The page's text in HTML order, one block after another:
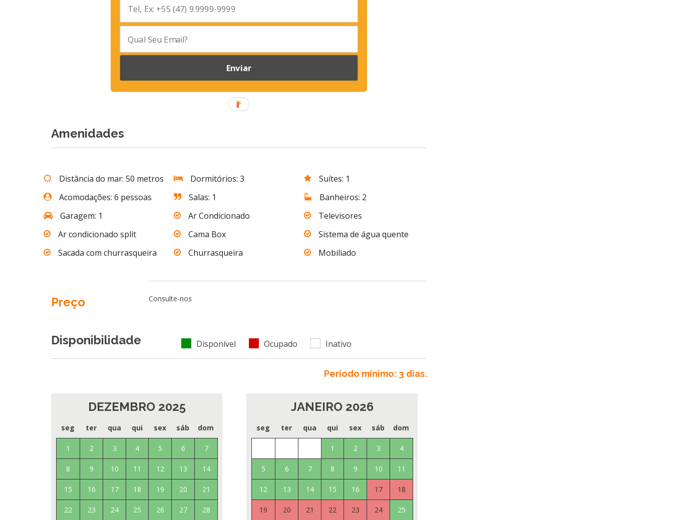
Enviar
Amenidades
Distância do mar: 50 metros Dormitórios: 3
Suítes: 1
Acomodações: 6 pessoas
Salas: 1
Banheiros: 2
Garagem: 1
Ar Condicionado
Televisores
Ar condicionado split
Cama Box
Sistema de água quente
Sacada com churrasqueira
Churrasqueira Mobiliado
Preço Consulte-nos
Disponibilidade Disponível Ocupado Inativo
Período mínimo: 3 dias.
DEZEMBRO 2025
seg ter qua qui sex sáb dom
1 2 3 4 5 6 7
8 9 10 11 12 13 14
15 16 17 18 19 20 21
22 23 24 25 26 27 28
JANEIRO 2026
seg ter qua qui sex sáb dom
1 2 3 4
5 6 7 8 9 10 11
12 13 14 15 16 17 18
19 20 21 22 23 24 25